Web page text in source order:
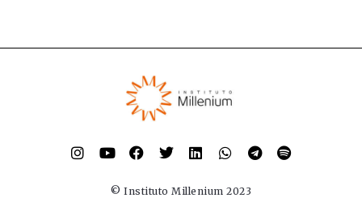
© Instituto Millenium 2023